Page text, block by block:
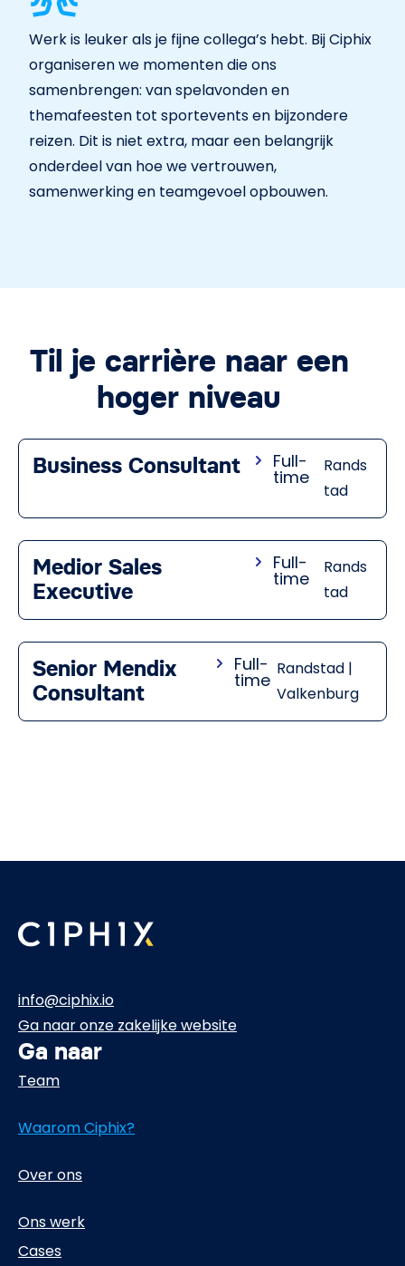
Werk is leuker als je fijne collega’s hebt. Bij Ciphix
organiseren we momenten die ons
samenbrengen: van spelavonden en
themafeesten tot sportevents en bijzondere
reizen. Dit is niet extra, maar een belangrijk
onderdeel van hoe we vertrouwen,
samenwerking en teamgevoel opbouwen.
Til je carrière naar een
hoger niveau
Business Consultant Full-
time
Rands
tad
Medior Sales
Executive
Full-
time
Rands
tad
Senior Mendix
Consultant
Full-
time
Randstad |
Valkenburg
info@ciphix.io
Ga naar onze zakelijke website
Ga naar
Team
Waarom Ciphix?
Over ons
Ons werk
Cases